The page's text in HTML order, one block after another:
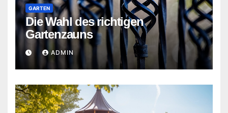
GARTEN
Die Wahl des richtigen
Gartenzauns
ADMIN